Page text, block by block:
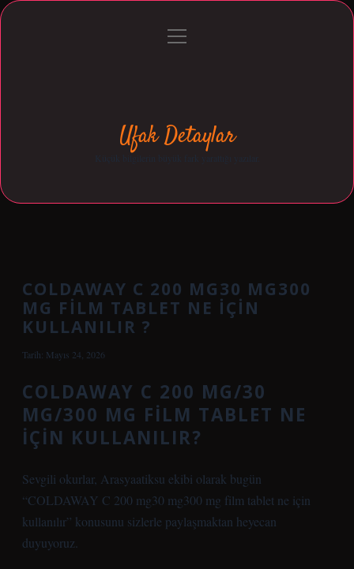
Gizlilik Politikası
menüyü
Ufak Detaylar
COLDAWAY C 200 MG30 MG300
MG FILM TABLET NE IÇIN
KULLANILIR ?
Tarih: Mayıs 24, 2026
COLDAWAY C 200 MG/30
MG/300 MG FILM TABLET NE
IÇIN KULLANILIR?
Sevgili okurlar, Arasyaatiksu ekibi olarak bugün
“COLDAWAY C 200 mg30 mg300 mg film tablet ne için
kullanılır” konusunu sizlerle paylaşmaktan heyecan
duyuyoruz.